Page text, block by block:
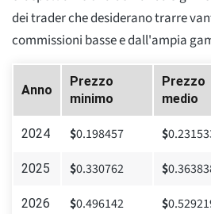
dei trader che desiderano trarre
commissioni basse e dall'ampia
Anno
Prezzo
minimo
Prezzo
medio
2024 $0.198457 $
2025 $0.330762 $
2026 $0.496142 $